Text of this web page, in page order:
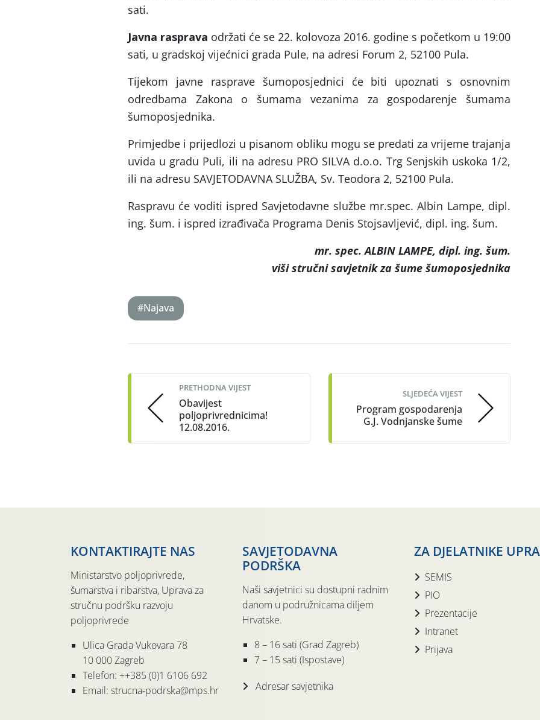
sati.
Javna rasprava održati će se 22. kolovoza 2016. godine s početkom u 19:00
sati, u gradskoj vijećnici grada Pule, na adresi Forum 2, 52100 Pula.
Tijekom javne rasprave šumoposjednici će biti upoznati s osnovnim
odredbama Zakona o šumama vezanima za gospodarenje šumama
šumoposjednika.
Primjedbe i prijedlozi u pisanom obliku mogu se predati za vrijeme trajanja
uvida u gradu Puli, ili na adresu PRO SILVA d.o.o. Trg Senjskih uskoka 1/2,
ili na adresu SAVJETODAVNA SLUŽBA, Sv. Teodora 2, 52100 Pula.
Raspravu će voditi ispred Savjetodavne službe mr.spec. Albin Lampe, dipl.
ing. šum. i ispred izrađivača Programa Denis Stojsavljević, dipl. ing. šum.
mr. spec. ALBIN LAMPE, dipl. ing. šum.
viši stručni savjetnik za šume šumoposjednika
#Najava
navigation
PRETHODNA VIJEST
Obavijest
poljoprivrednicima!
12.08.2016.
SLJEDEĆA VIJEST
Program gospodarenja
G.J. Vodnjanske šume
KONTAKTIRAJTE NAS
Ministarstvo poljoprivrede,
šumarstva i ribarstva, Uprava za
stručnu podršku razvoju
poljoprivrede
Ulica Grada Vukovara 78
10 000 Zagreb
Telefon: ++385 (0)1 6106 692
Email: strucna-podrska@mps.hr
SAVJETODAVNA
PODRŠKA
Naši savjetnici su dostupni radnim
danom u podružnicama diljem
Hrvatske.
8 – 16 sati (Grad Zagreb)
7 – 15 sati (Ispostave)
Adresar savjetnika
ZA DJELATNIKE
SEMIS
PIO
Prezentacije
Intranet
Prijava